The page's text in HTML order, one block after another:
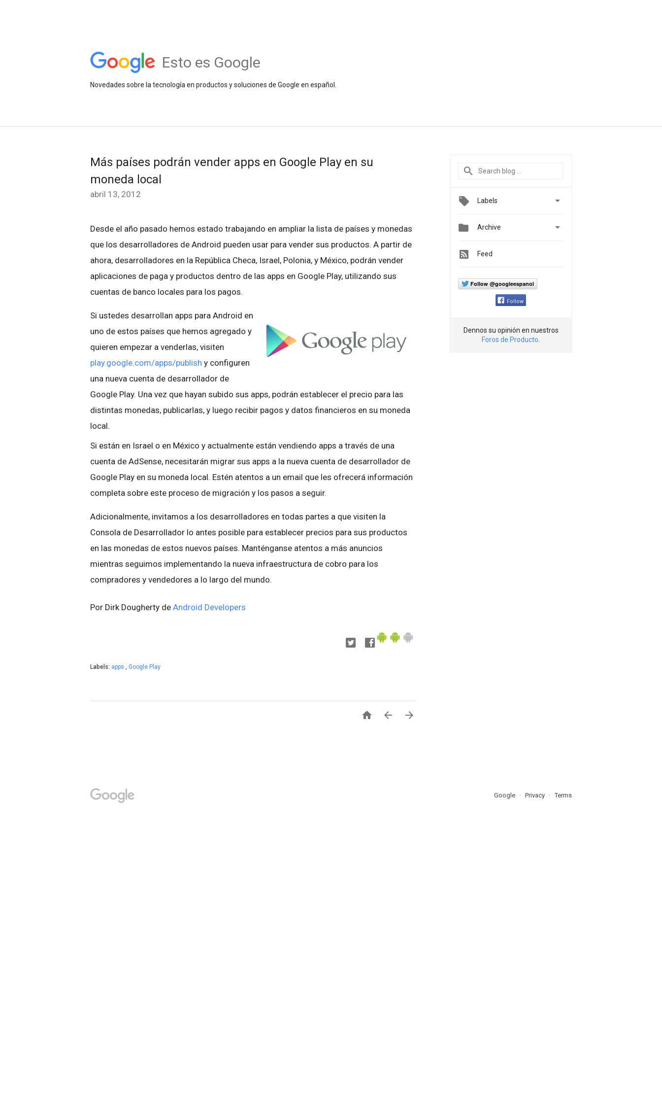
Esto es Google
Novedades sobre la tecnología en productos y soluciones de Google en español.
Más países podrán vender apps en Google Play en su
moneda local
abril 13, 2012
Desde el año pasado hemos estado trabajando en ampliar la lista de países y monedas
que los desarrolladores de Android pueden usar para vender sus productos. A partir de
ahora, desarrolladores en la República Checa, Israel, Polonia, y México, podrán vender
aplicaciones de paga y productos dentro de las apps en Google Play, utilizando sus
cuentas de banco locales para los pagos.
Si ustedes desarrollan apps para Android en
uno de estos países que hemos agregado y
quieren empezar a venderlas, visiten
play.google.com/apps/publish y configuren
una nueva cuenta de desarrollador de
Google Play. Una vez que hayan subido sus apps, podrán establecer el precio para las
distintas monedas, publicarlas, y luego recibir pagos y datos financieros en su moneda
local.
Si están en Israel o en México y actualmente están vendiendo apps a través de una
cuenta de AdSense, necesitarán migrar sus apps a la nueva cuenta de desarrollador de
Google Play en su moneda local. Estén atentos a un email que les ofrecerá información
completa sobre este proceso de migración y los pasos a seguir.
Adicionalmente, invitamos a los desarrolladores en todas partes a que visiten la
Consola de Desarrollador lo antes posible para establecer precios para sus productos
en las monedas de estos nuevos países. Manténganse atentos a más anuncios
mientras seguimos implementando la nueva infraestructura de cobro para los
compradores y vendedores a lo largo del mundo.
Por Dirk Dougherty de Android Developers
Labels: apps , Google Play
  
Labels 
 Archive 
Feed
Follow @googleespanol
Follow
Dennos su opinión en nuestros
Foros de Producto
Google Privacy Terms